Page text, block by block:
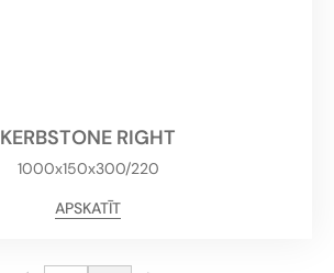
KERBSTONE RIGHT
1000x150x300/220
APSKATĪT